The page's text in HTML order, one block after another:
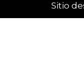
Sitio